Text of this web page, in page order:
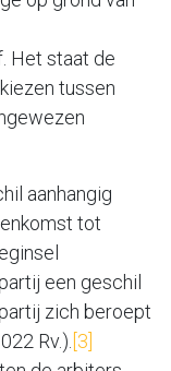
Het staat de
tussen
aanhangig
tot
een geschil
zich beroept
Rv.). [3]